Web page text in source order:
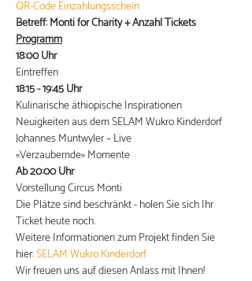
QR-Code Einzahlungsschein
Betreff: Monti for Charity + Anzahl Tickets
Programm
18:00 Uhr
Eintreffen
18:15 - 19:45 Uhr
Kulinarische äthiopische Inspirationen
Neuigkeiten aus dem SELAM Wukro Kinderdorf
Johannes Muntwyler – Live
«Verzaubernde» Momente
Ab 20:00 Uhr
Vorstellung Circus Monti
Die Plätze sind beschränkt - holen Sie sich Ihr
Ticket heute noch.
Weitere Informationen zum Projekt finden Sie
hier: SELAM Wukro Kinderdorf
Wir freuen uns auf diesen Anlass mit Ihnen!